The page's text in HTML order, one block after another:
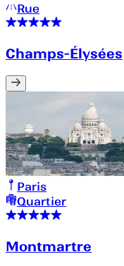
Rue
Champs-Élysées
Paris
Quartier
Montmartre